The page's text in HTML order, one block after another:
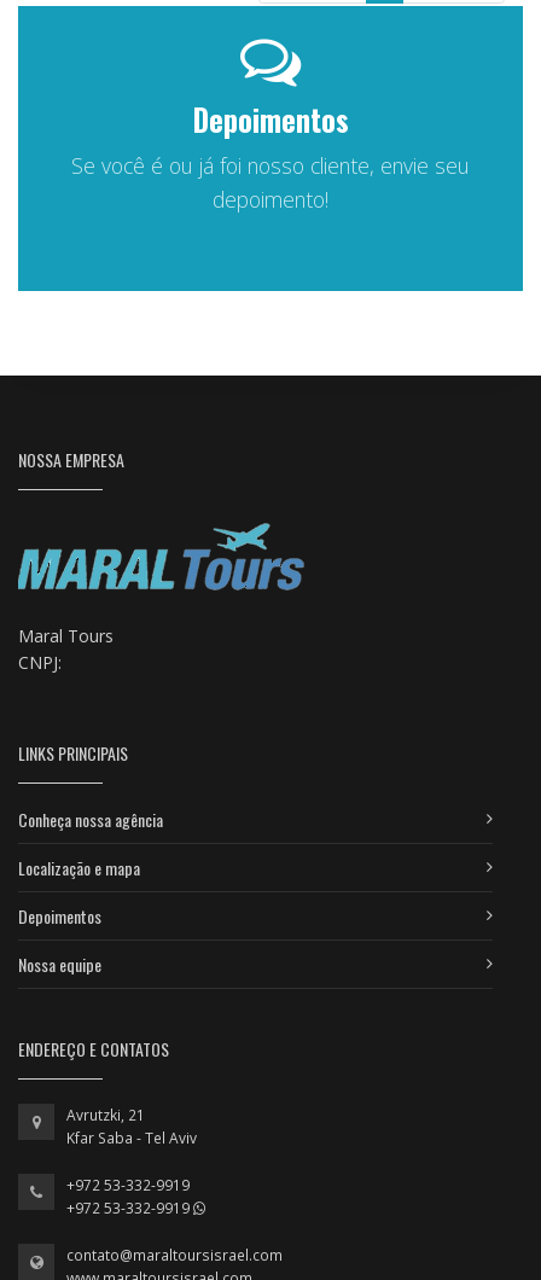
Depoimentos
Se você é ou já foi nosso cliente, envie seu
depoimento!
NOSSA EMPRESA
Maral Tours
CNPJ:
LINKS PRINCIPAIS
Conheça nossa agência
Localização e mapa
Depoimentos
Nossa equipe
ENDEREÇO E CONTATOS
Avrutzki, 21
Kfar Saba - Tel Aviv
+972 53-332-9919
+972 53-332-9919
contato@maraltoursisrael.com